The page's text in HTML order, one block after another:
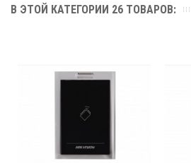
В ЭТОЙ КАТЕГОРИИ 26 ТОВАРОВ: